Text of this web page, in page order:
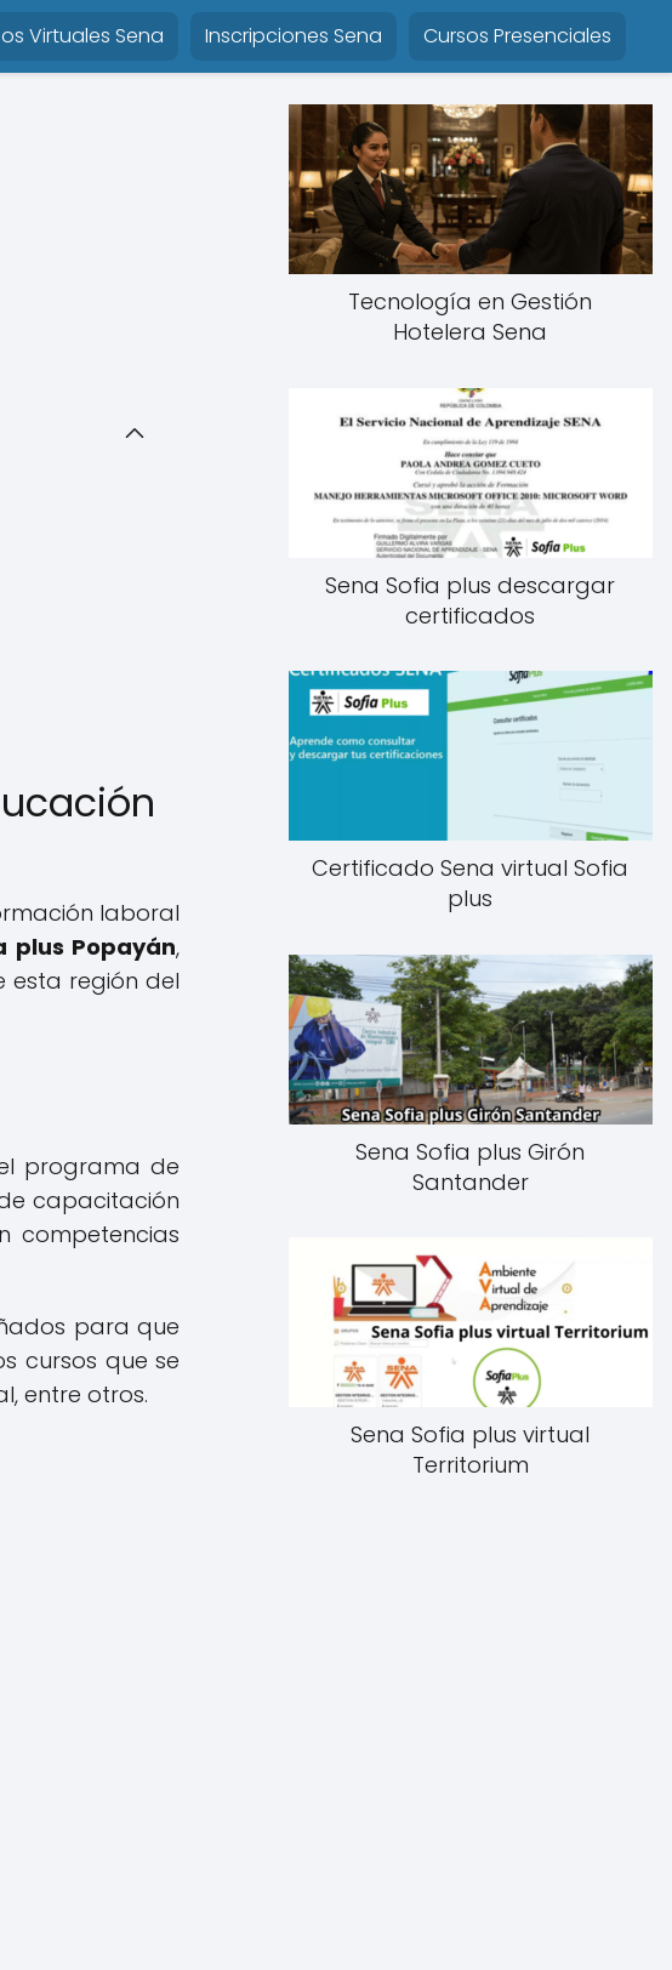
Virtuales Sena Inscripciones Sena Cursos Presenciales
laboral
plus Popayán,
esta región del
programa de
capacitación
competencias
para que
cursos que se
entre otros.
Tecnología en Gestión
Hotelera Sena
Sena Sofia plus descargar
certificados
Certificado Sena virtual Sofia
plus
Sena Sofia plus Girón
Santander
Sena Sofia plus virtual
Territorium